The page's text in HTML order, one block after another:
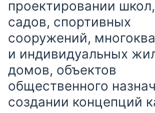
проектировании
садов, спортивных
сооружений,
и индивидуальных
домов, объектов
общественного
создании концепций